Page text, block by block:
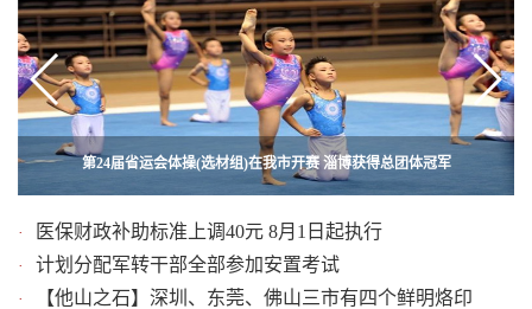
临淄凤凰：农田凌晨遭人为破坏 牵出土地承包权纷争
第24届省运会体操(选材组)在我市开赛 淄博获得总团体冠军
· 医保财政补助标准上调40元 8月1日起执行
· 计划分配军转干部全部参加安置考试
· 【他山之石】深圳、东莞、佛山三市有四个鲜明烙印